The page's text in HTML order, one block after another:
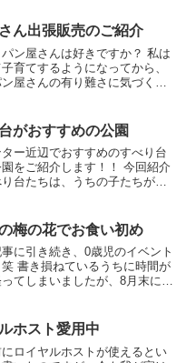
ん出張販売のご紹介
ン屋さんは好きですか？ 私は
育てするようになってから、
屋さんの有り難さに気づくよ
たりお腹すかせた子ども相手
いとき外にい...
がおすすめの公園
ー近辺でおすすめのすべり台
をご紹介します！！ 今回紹介
台たちは、うちの子たちが何
摩センター駅から歩きではい
ろもあり...
梅の花でお食い初め
に引き続き、0歳児のイベント
書き損ねているうちに時間が
てしまいましたが、8月末に第
り近場で検討した結果、ベル
に...
ホスト愛用中
ロイヤルホストが使えるとい